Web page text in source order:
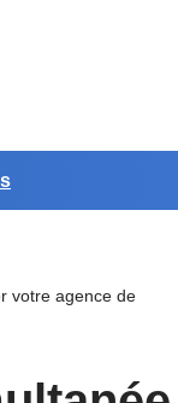
votre agence de